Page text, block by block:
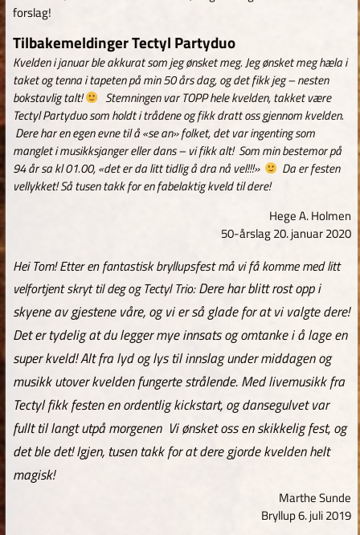
forslag!
Tilbakemeldinger Tectyl Partyduo
Kvelden i januar ble akkurat som jeg ønsket meg. Jeg ønsket meg hæla i
taket og tenna i tapeten på min 50 års dag, og det fikk jeg – nesten
bokstavlig talt!
Stemningen var TOPP hele kvelden, takket være
Tectyl Partyduo som holdt i trådene og fikk dratt oss gjennom kvelden.
Dere har en egen evne til å «se an» folket, det var ingenting som
manglet i musikksjanger eller dans – vi fikk alt! Som min bestemor på
94 år sa kl 01.00, «det er da litt tidlig å dra nå vel!!!»
Da er festen
vellykket! Så tusen takk for en fabelaktig kveld til dere!
Hege A. Holmen
50-årslag 20. januar 2020
Hei Tom! Etter en fantastisk bryllupsfest må vi få komme med litt
velfortjent skryt til deg og Tectyl Trio:Dere har blitt rost opp i
skyene av gjestene våre, og vi er så glade for at vi valgte dere!
Det er tydelig at du legger mye innsats og omtanke i å lage en
super kveld! Alt fra lyd og lys til innslag under middagen og
musikk utover kvelden fungerte strålende. Med livemusikk fra
Tectyl fikk festen en ordentlig kickstart, og dansegulvet var
fullt til langt utpå morgenen Vi ønsket oss en skikkelig fest, og
det ble det! Igjen, tusen takk for at dere gjorde kvelden helt
magisk!
Marthe Sunde
Bryllup 6. juli 2019